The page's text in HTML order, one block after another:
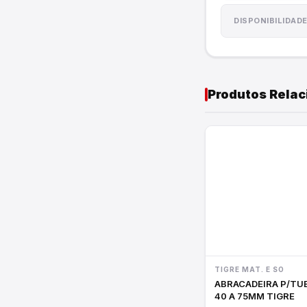
DISPONIBILIDADE
Produtos
TIGRE MAT. E SO
ABRACADEIRA P/TUBOS
40 A 75MM TIGRE